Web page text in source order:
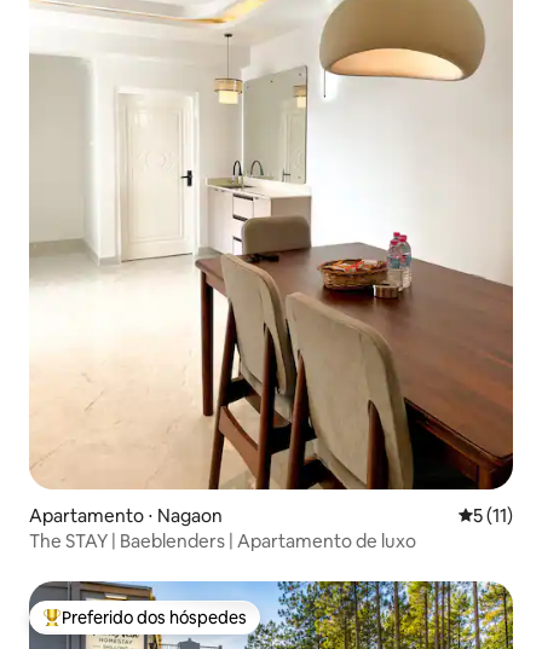
Apartamento ⋅ Nagaon 5 de uma
5 (11)
The STAY | Baeblenders | Apartamento de luxo
Entre os melhores preferidos dos hóspedes
Preferido dos hóspedes